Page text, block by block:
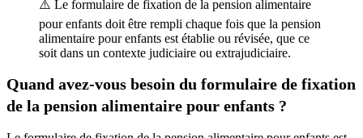
⚠️ Le formulaire de fixation de la pension alimentaire
pour enfants doit être rempli chaque fois que la pension
alimentaire pour enfants est établie ou révisée, que ce
soit dans un contexte judiciaire ou extrajudiciaire.
Quand avez-vous besoin du formulaire de fixation
de la pension alimentaire pour enfants ?